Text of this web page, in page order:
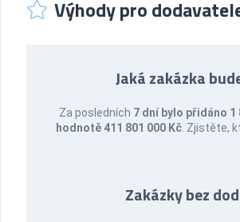
Výhody pro
Jaká zakázka
Za posledních 7 dní bylo přidáno
hodnotě 411 801 000 Kč . Zjistěte,
Zakázky bez